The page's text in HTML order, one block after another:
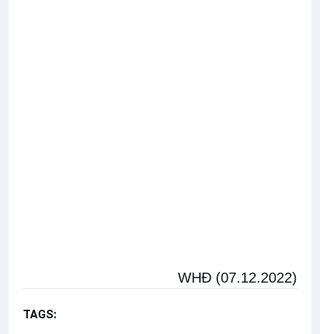
WHĐ (07.12.2022)
TAGS: